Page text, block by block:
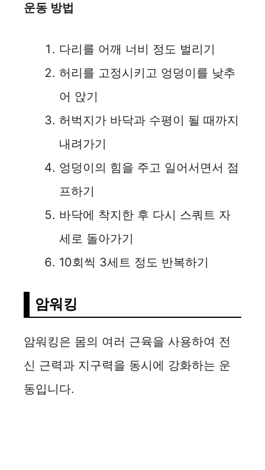
운동 방법
다리를 어깨 너비 정도 벌리기
허리를 고정시키고 엉덩이를 낮추
어 앉기
허벅지가 바닥과 수평이 될 때까지
내려가기
엉덩이의 힘을 주고 일어서면서 점
프하기
바닥에 착지한 후 다시 스쿼트 자
세로 돌아가기
10회씩 3세트 정도 반복하기
암워킹
암워킹은 몸의 여러 근육을 사용하여 전
신 근력과 지구력을 동시에 강화하는 운
동입니다.